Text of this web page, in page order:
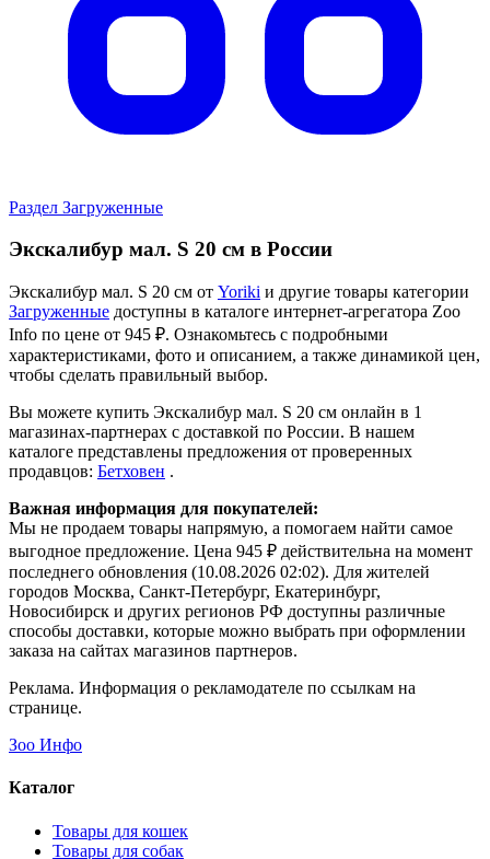
Раздел Загруженные
Экскалибур мал. S 20 см в России
Экскалибур мал. S 20 см от Yoriki и другие товары категории
Загруженные доступны в каталоге интернет-агрегатора Zoo
Info по цене от 945 ₽. Ознакомьтесь с подробными
характеристиками, фото и описанием, а также динамикой цен,
чтобы сделать правильный выбор.
Вы можете купить Экскалибур мал. S 20 см онлайн в 1
магазинах-партнерах с доставкой по России. В нашем
каталоге представлены предложения от проверенных
продавцов: Бетховен .
Важная информация для покупателей:
Мы не продаем товары напрямую, а помогаем найти самое
выгодное предложение. Цена 945 ₽ действительна на момент
последнего обновления (10.08.2026 02:02). Для жителей
городов Москва, Санкт-Петербург, Екатеринбург,
Новосибирск и других регионов РФ доступны различные
способы доставки, которые можно выбрать при оформлении
заказа на сайтах магазинов партнеров.
Реклама. Информация о рекламодателе по ссылкам на
странице.
Зоо Инфо
Каталог
Товары для кошек
Товары для собак